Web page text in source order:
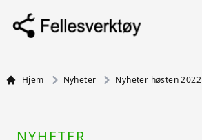
Hjem Nyheter Nyheter høsten 2022
NYHETER